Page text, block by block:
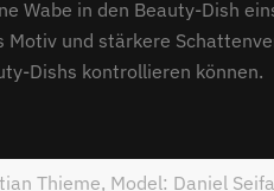
Wabe in den Beauty-Dish
und stärkere
Dishs kontrollieren können.
Thieme, Model: Daniel